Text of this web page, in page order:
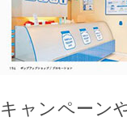
キャンペーン